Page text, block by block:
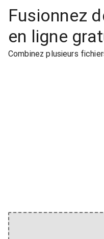
Fusionnez
en ligne
Combinez plusieurs